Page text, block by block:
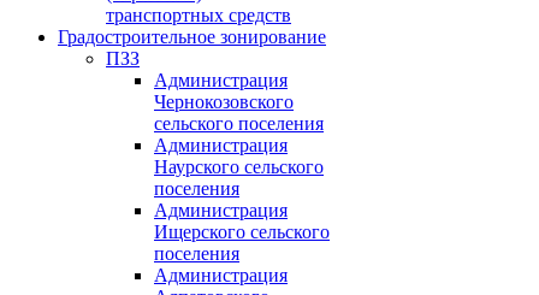
транспортных средств
Градостроительное зонирование
ПЗЗ
Администрация
Чернокозовского
сельского поселения
Администрация
Наурского сельского
поселения
Администрация
Ищерского сельского
поселения
Администрация